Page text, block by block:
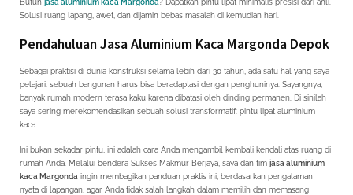
kaca
spesialis
lipat
Solusi ruang lapang, awet, dan dijamin bebas masalah di kemudian hari.
Pendahuluan Jasa Aluminium Kaca Margonda Depok
Sebagai praktisi di dunia konstruksi selama lebih dari 30 tahun, ada satu hal yang saya
pelajari: sebuah bangunan harus bisa beradaptasi dengan penghuninya. Sayangnya,
banyak rumah modern terasa kaku karena dibatasi oleh dinding permanen. Di sinilah
saya sering merekomendasikan sebuah solusi transformatif: pintu lipat aluminium
kaca.
Ini bukan sekadar pintu, ini adalah cara Anda mengambil kembali kendali atas ruang di
rumah Anda. Melalui bendera Sukses Makmur Berjaya, saya dan tim jasa aluminium
kaca Margonda ingin membagikan panduan praktis ini, berdasarkan pengalaman
nyata di lapangan, agar Anda tidak salah langkah dalam memilih dan memasang